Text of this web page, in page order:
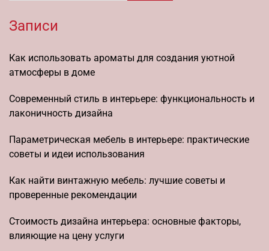
Записи
Как использовать ароматы для создания уютной
атмосферы в доме
Современный стиль в интерьере: функциональность и
лаконичность дизайна
Параметрическая мебель в интерьере: практические
советы и идеи использования
Как найти винтажную мебель: лучшие советы и
проверенные рекомендации
Стоимость дизайна интерьера: основные факторы,
влияющие на цену услуги